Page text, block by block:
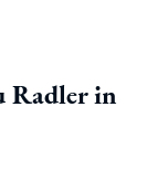
Radler in